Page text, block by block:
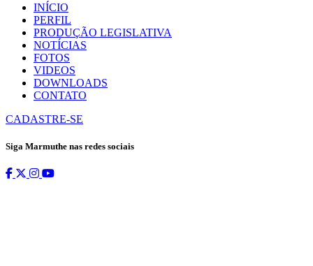
INÍCIO
PERFIL
PRODUÇÃO LEGISLATIVA
NOTÍCIAS
FOTOS
VIDEOS
DOWNLOADS
CONTATO
CADASTRE-SE
Siga Marmuthe nas redes sociais